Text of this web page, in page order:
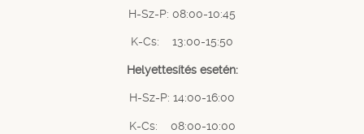
H-Sz-P: 08:00-10:45
K-Cs: 13:00-15:50
Helyettesítés esetén:
H-Sz-P: 14:00-16:00
K-Cs: 08:00-10:00